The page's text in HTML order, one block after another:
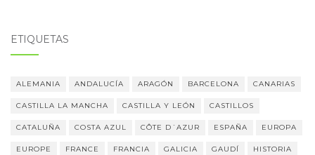
ETIQUETAS
ALEMANIA ANDALUCÍA ARAGÓN BARCELONA CANARIAS
CASTILLA LA MANCHA CASTILLA Y LEÓN CASTILLOS
CATALUÑA COSTA AZUL CÔTE D´AZUR ESPAÑA EUROPA
EUROPE FRANCE FRANCIA GALICIA GAUDÍ HISTORIA